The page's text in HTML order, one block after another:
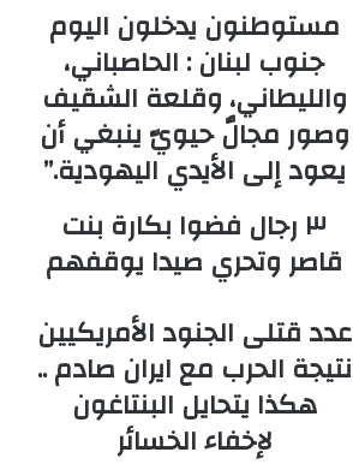
مستوطنون يدخلون اليوم
جنوب لبنان : الحاصباني،
والليطاني، وقلعة الشقيف
وصور مجالٌ حيويّ ينبغي أن
يعود إلى الأيدي اليهودية.”
٣ رجال فضوا بكارة بنت
قاصر وتحري صيدا يوقفهم
عدد قتلى الجنود الأمريكيين
نتيجة الحرب مع ايران صادم ..
هكذا يتحايل البنتاغون
لإخفاء الخسائر